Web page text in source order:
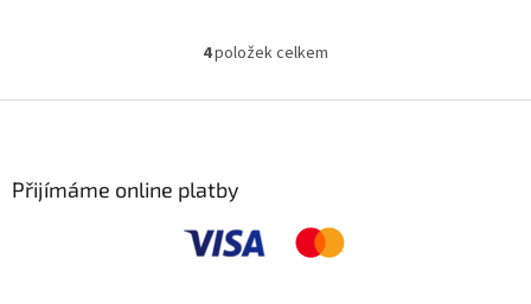
O
l
p
r
4položek celkem
Přijímáme online platby